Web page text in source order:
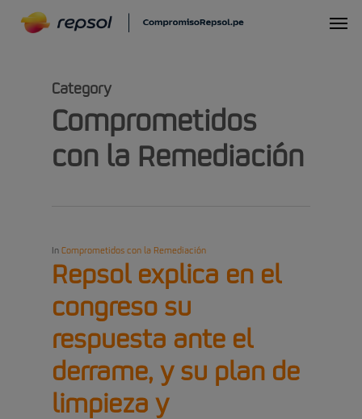
Menu
Category
Comprometidos
con la Remediación
In Comprometidos con la Remediación
Repsol explica en el
congreso su
respuesta ante el
derrame, y su plan de
limpieza y